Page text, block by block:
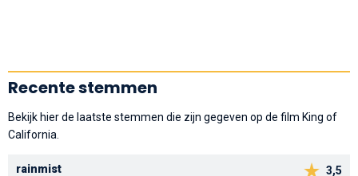
Recente stemmen
Bekijk hier de laatste stemmen die zijn gegeven op de film King of
California.
3,5
rainmist